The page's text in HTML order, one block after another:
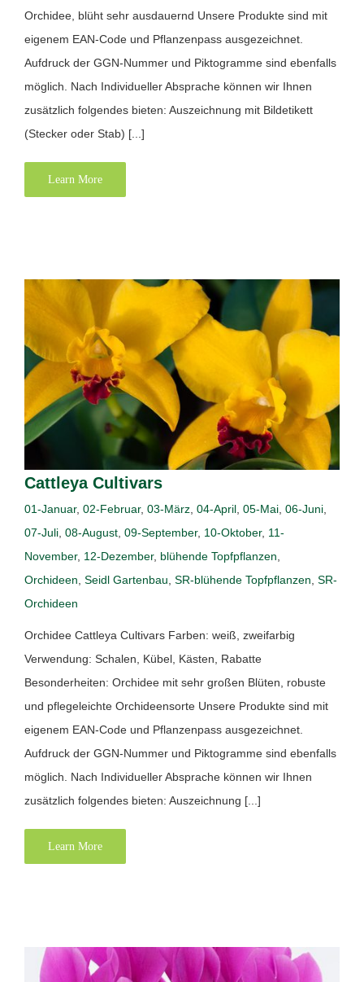
Orchidee, blüht sehr ausdauernd Unsere Produkte sind mit
eigenem EAN-Code und Pflanzenpass ausgezeichnet.
Aufdruck der GGN-Nummer und Piktogramme sind ebenfalls
möglich. Nach Individueller Absprache können wir Ihnen
zusätzlich folgendes bieten: Auszeichnung mit Bildetikett
(Stecker oder Stab) [...]
Learn More
Cattleya Cultivars
01-Januar, 02-Februar, 03-März, 04-April, 05-Mai, 06-Juni,
07-Juli, 08-August, 09-September, 10-Oktober, 11-
November, 12-Dezember, blühende Topfpflanzen,
Orchideen, Seidl Gartenbau, SR-blühende Topfpflanzen, SR-
Orchideen
Orchidee Cattleya Cultivars Farben: weiß, zweifarbig
Verwendung: Schalen, Kübel, Kästen, Rabatte
Besonderheiten: Orchidee mit sehr großen Blüten, robuste
und pflegeleichte Orchideensorte Unsere Produkte sind mit
eigenem EAN-Code und Pflanzenpass ausgezeichnet.
Aufdruck der GGN-Nummer und Piktogramme sind ebenfalls
möglich. Nach Individueller Absprache können wir Ihnen
zusätzlich folgendes bieten: Auszeichnung [...]
Learn More